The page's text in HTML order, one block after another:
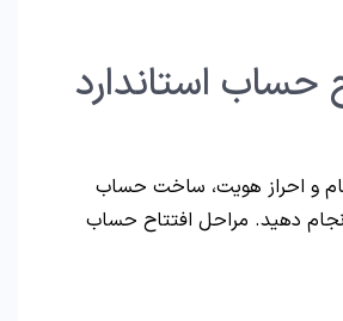
حساب استاندارد
و احراز هویت، ساخت حساب
انجام دهید. مراحل افتتاح حساب